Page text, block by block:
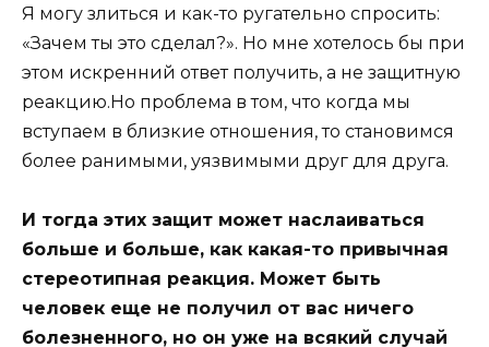
Я могу злиться и как-то ругательно спросить:
«Зачем ты это сделал?». Но мне хотелось бы при
этом искренний ответ получить, а не защитную
реакцию.Но проблема в том, что когда мы
вступаем в близкие отношения, то становимся
более ранимыми, уязвимыми друг для друга.
И тогда этих защит может наслаиваться
больше и больше, как какая-то привычная
стереотипная реакция. Может быть
человек еще не получил от вас ничего
болезненного, но он уже на всякий случай